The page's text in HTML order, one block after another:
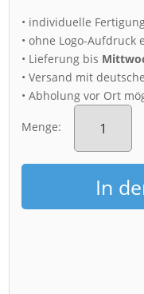
• individuelle
• ohne Logo-Aufdruck
• Lieferung bis
• Versand mit
• Abholung vor Ort
Menge:
Fotoabzug
(00459)
zur
Blauen
Stunde
Menge
In